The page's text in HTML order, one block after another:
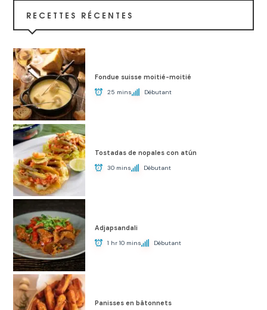
RECETTES RÉCENTES
Fondue suisse moitié-moitié
25 mins Débutant
Tostadas de nopales con atún
30 mins Débutant
Adjapsandali
1 hr 10 mins Débutant
Panisses en bâtonnets